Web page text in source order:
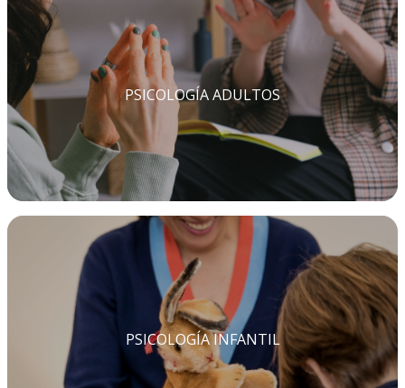
PSICOLOGÍA ADULTOS
PSICOLOGÍA INFANTIL